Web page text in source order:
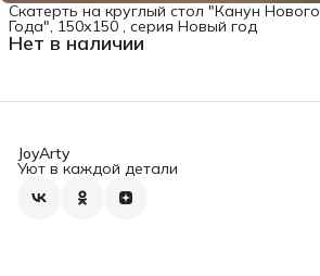
Нет в наличии
Скатерть на круглый стол "Канун Нового
Года", 150х150 , серия Новый год
JoyArty
Уют в каждой детали